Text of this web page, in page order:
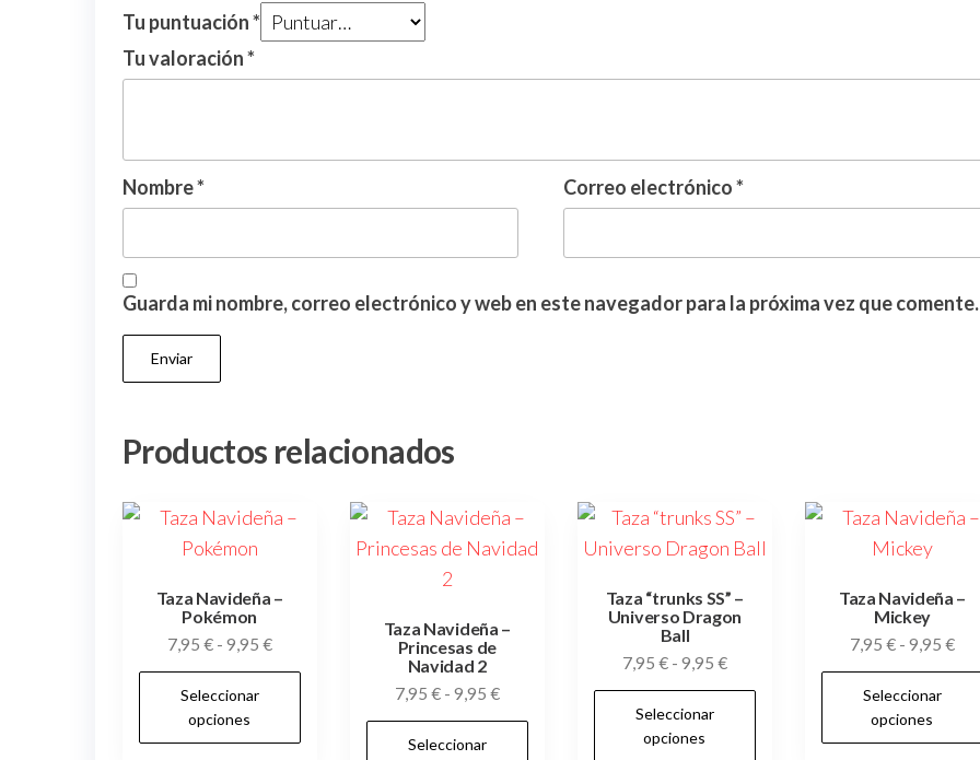
Tu puntuación*
Tu valoración*
Nombre* Correo electrónico*
Guarda mi nombre, correo electrónico y web en este navegador para la próxima vez que comente.
Productos relacionados
Taza Navideña –
Pokémon
7,95 € - 9,95 €Rango
de
7,95 €
Seleccionar
opciones
Taza Navideña –
Princesas de
Navidad 2
7,95 € - 9,95 €Rango
de
Seleccionar
Taza “trunks SS” –
Universo Dragon
Ball
7,95 € - 9,95 €Rango
de
Seleccionar
opciones
Taza Navideña –
Mickey
7,95 € - 9,95 €
de
Seleccionar
opciones